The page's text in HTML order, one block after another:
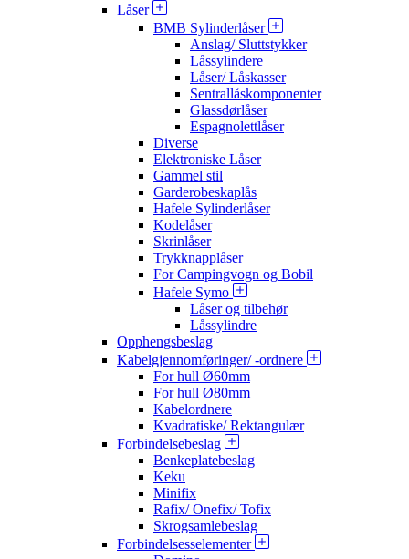
Låser
BMB Sylinderlåser
Anslag/ Sluttstykker
Låssylindere
Låser/ Låskasser
Sentrallåskomponenter
Glassdørlåser
Espagnolettlåser
Diverse
Elektroniske Låser
Gammel stil
Garderobeskaplås
Hafele Sylinderlåser
Kodelåser
Skrinlåser
Trykknapplåser
For Campingvogn og Bobil
Hafele Symo
Låser og tilbehør
Låssylindre
Opphengsbeslag
Kabelgjennomføringer/ -ordnere
For hull Ø60mm
For hull Ø80mm
Kabelordnere
Kvadratiske/ Rektangulær
Forbindelsebeslag
Benkeplatebeslag
Keku
Minifix
Rafix/ Onefix/ Tofix
Skrogsamlebeslag
Forbindelsesselementer